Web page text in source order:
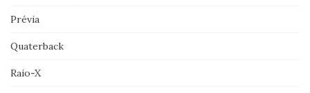
Prévia
Quaterback
Raio-X